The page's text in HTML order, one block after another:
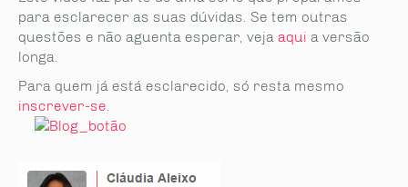
para esclarecer as suas dúvidas. Se tem outras
questões e não aguenta esperar, veja aqui a versão
longa.
Para quem já está esclarecido, só resta mesmo
inscrever-se.